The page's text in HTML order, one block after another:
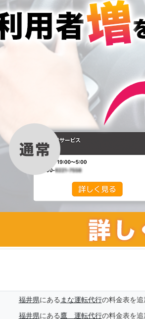
福井県にある まな運転代行の料金表を追
福井県にある鷹 運転代行の料金表を追